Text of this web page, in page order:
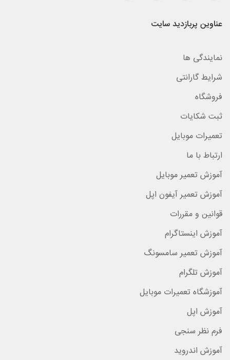
عناوین پربازدید سایت
نمایندگی ها
شرایط گارانتی
فروشگاه
ثبت شکایات
تعمیرات موبایل
ارتباط با ما
آموزش تعمیر موبایل
آموزش تعمیر آیفون اپل
قوانین و مقررات
آموزش اینستاگرام
آموزش تعمیر سامسونگ
آموزش تلگرام
آموزشگاه تعمیرات موبایل
آموزش اپل
فرم نظر سنجی
آموزش اندروید